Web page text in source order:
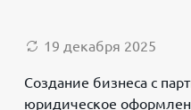
19 декабря 2025
Создание бизнеса с
юридическое